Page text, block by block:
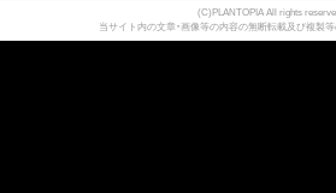
(C)PLANTOPIA All rights
当サイト内の文章・画像等の内容の無断転載及び複製